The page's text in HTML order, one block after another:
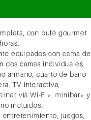
con bufé gourmet
equipados con cama de
dos camas individuales,
armario, cuarto de baño
TV interactiva,
vía Wi-Fi*, minibar* y
incluidos.
entretenimiento, juegos,